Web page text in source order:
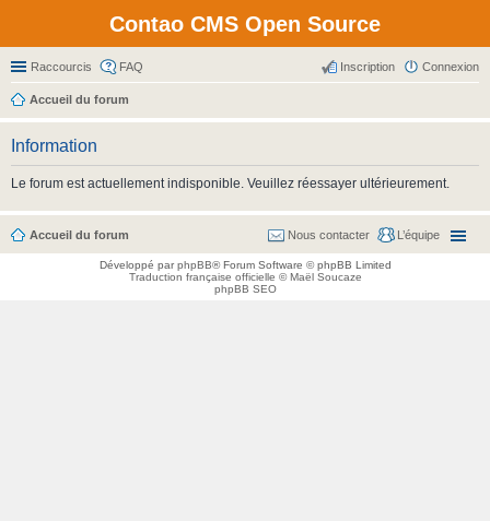
Contao CMS Open Source
Raccourcis FAQ Connexion
Inscription
Accueil du forum
Information
Le forum est actuellement indisponible. Veuillez réessayer ultérieurement.
Accueil du forum L’équipe
Nous contacter
Développé parphpBB® Forum Software © phpBB Limited
Traduction française officielle ©Maël Soucaze
phpBB SEO